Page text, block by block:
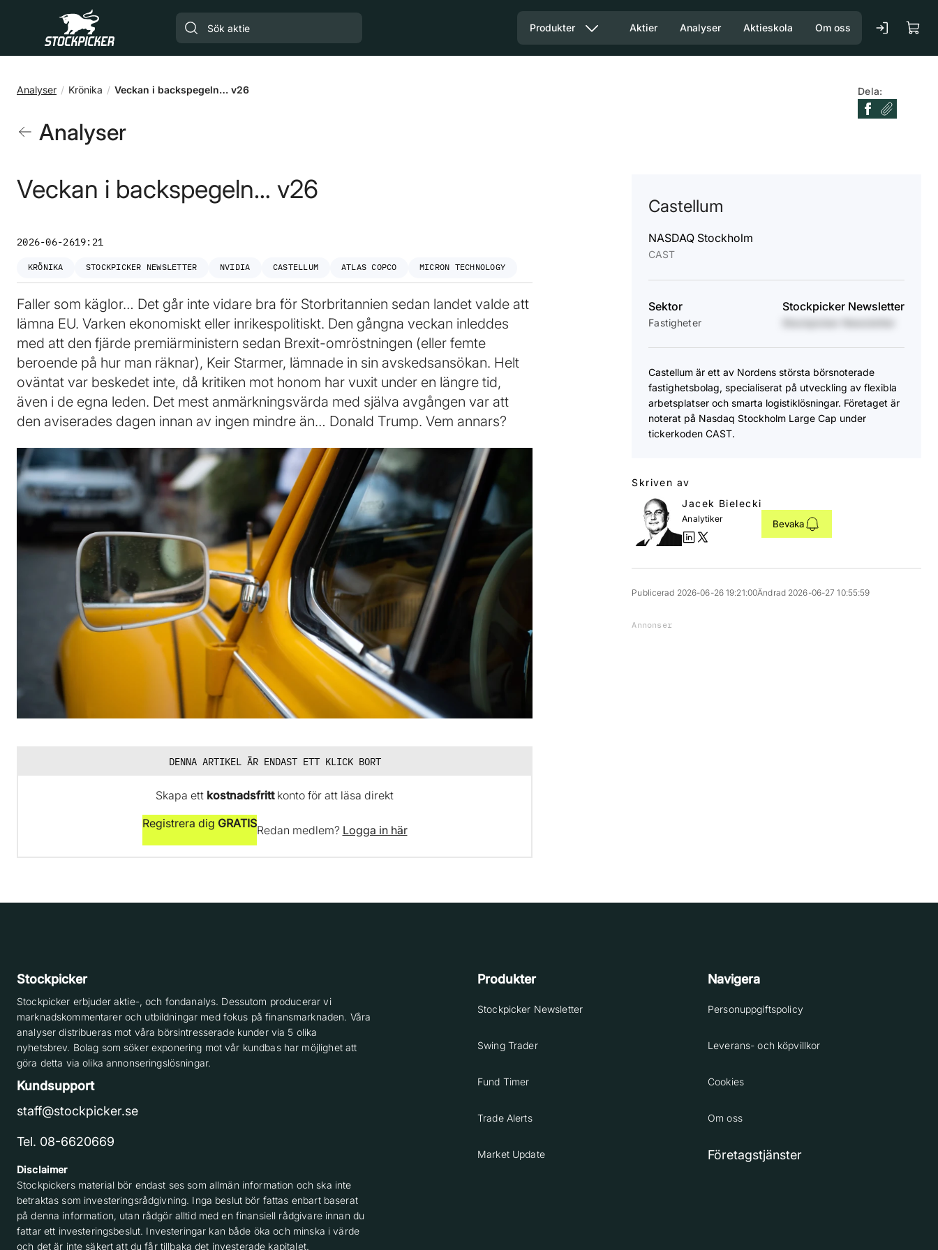
Gå till huvudinnehåll
Produkter Aktier Analyser Aktieskola Om oss
Analyser Krönika Veckan i backspegeln… v26 Dela:
Analyser
Veckan i backspegeln… v26
2026-06-2619:21
KRÖNIKA STOCKPICKER NEWSLETTER NVIDIA CASTELLUM ATLAS COPCO MICRON TECHNOLOGY
Faller som käglor… Det går inte vidare bra för Storbritannien sedan landet valde att
lämna EU. Varken ekonomiskt eller inrikespolitiskt. Den gångna veckan inleddes
med att den fjärde premiärministern sedan Brexit-omröstningen (eller femte
beroende på hur man räknar), Keir Starmer, lämnade in sin avskedsansökan. Helt
oväntat var beskedet inte, då kritiken mot honom har vuxit under en längre tid,
även i de egna leden. Det mest anmärkningsvärda med själva avgången var att
den aviserades dagen innan av ingen mindre än… Donald Trump. Vem annars?
DENNA ARTIKEL ÄR ENDAST ETT KLICK BORT
Skapa ett kostnadsfrittkonto för att läsa direkt
Registrera dig GRATISRedan medlem? Logga in här
Castellum
NASDAQ Stockholm
CAST
Sektor
Fastigheter
Stockpicker Newsletter
Castellum är ett av Nordens största börsnoterade
fastighetsbolag, specialiserat på utveckling av flexibla
arbetsplatser och smarta logistiklösningar. Företaget är
noterat på Nasdaq Stockholm Large Cap under
tickerkoden CAST.
Skriven av
Jacek Bielecki
Analytiker Bevaka
Publicerad 2026-06-26 19:21:00Ändrad 2026-06-27 10:55:59
Annonser
Stockpicker
Stockpicker erbjuder aktie-, och fondanalys. Dessutom producerar vi
marknadskommentarer och utbildningar med fokus på finansmarknaden. Våra
analyser distribueras mot våra börsintresserade kunder via 5 olika
nyhetsbrev. Bolag som söker exponering mot vår kundbas har möjlighet att
göra detta via olika annonseringslösningar.
Kundsupport
staff@stockpicker.se
Tel. 08-6620669
Disclaimer
Stockpickers material bör endast ses som allmän information och ska inte
betraktas som investeringsrådgivning. Inga beslut bör fattas enbart baserat
på denna information, utan rådgör alltid med en finansiell rådgivare innan du
fattar ett investeringsbeslut. Investeringar kan både öka och minska i värde
och det är inte säkert att du får tillbaka det investerade kapitalet.
Produkter
Stockpicker Newsletter
Swing Trader
Fund Timer
Trade Alerts
Market Update
Navigera
Personuppgiftspolicy
Leverans- och köpvillkor
Cookies
Om oss
Företagstjänster